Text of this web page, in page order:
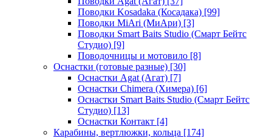
Поводки Kosadaka (Косадака) [99]
Поводки MiAri (МиАри) [3]
Поводки Smart Baits Studio (Смарт Бейтс
Студио) [9]
Поводочницы и мотовило [8]
Оснастки (готовые разные) [30]
Оснастки Agat (Агат) [7]
Оснастки Chimera (Химера) [6]
Оснастки Smart Baits Studio (Смарт Бейтс
Студио) [13]
Оснастки Контакт [4]
Карабины, вертлюжки, кольца [174]